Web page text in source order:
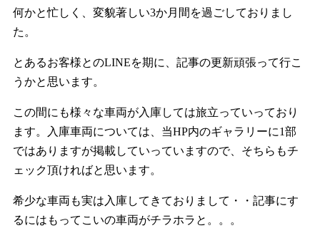
何かと忙しく、変貌著しい3か月間を過ごしておりまし
た。
とあるお客様とのLINEを期に、記事の更新頑張って行こ
うかと思います。
この間にも様々な車両が入庫しては旅立っていっており
ます。入庫車両については、当HP内のギャラリーに1部
ではありますが掲載していっていますので、そちらもチ
ェック頂ければと思います。
希少な車両も実は入庫してきておりまして・・記事にす
るにはもってこいの車両がチラホラと。。。